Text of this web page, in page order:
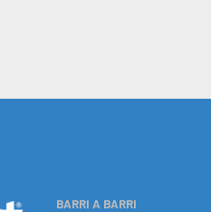
BARRI A BARRI